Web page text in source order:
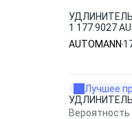
1 177.9027
AUTOMANN
Лучшее
Вероятность